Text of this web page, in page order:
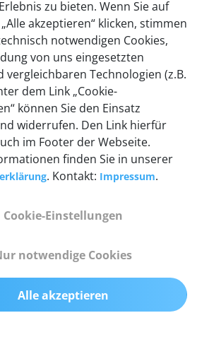
weiter. Auf diese Qualität vertrauen
als 60.000 Privatkunden und
Unternehmen.
Details &
zu bieten. Wenn Sie auf
akzeptieren“ klicken, stimmen
notwendigen Cookies,
von uns eingesetzten
vergleichbaren Technologien (z.B.
dem Link „Cookie-
können Sie den Einsatz
widerrufen. Den Link hierfür
im Footer der Webseite.
finden Sie in unserer
. Kontakt: Impressum.
Cookie-Einstellungen
notwendige Cookies
Alle akzeptieren